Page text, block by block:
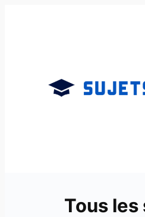
Tous les